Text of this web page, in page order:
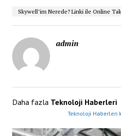
Skywell’im Nerede? Linki ile Online
admin
Daha fazla Teknoloji Haberleri
Teknoloji Haberleri